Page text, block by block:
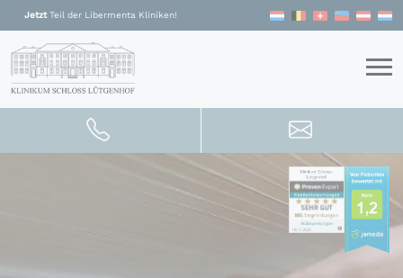
Zum Inhalt springen
JetztTeil der Libermenta Kliniken!